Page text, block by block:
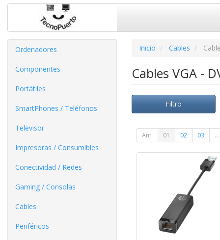
Ordenadores
Componentes
Portátiles
SmartPhones / Teléfonos
Televisor
Impresoras / Consumibles
Conectividad / Redes
Gaming / Consolas
Cables
Periféricos
Inicio Cables
Cables VGA -
Filtro
Ant. 01 02 03 ...